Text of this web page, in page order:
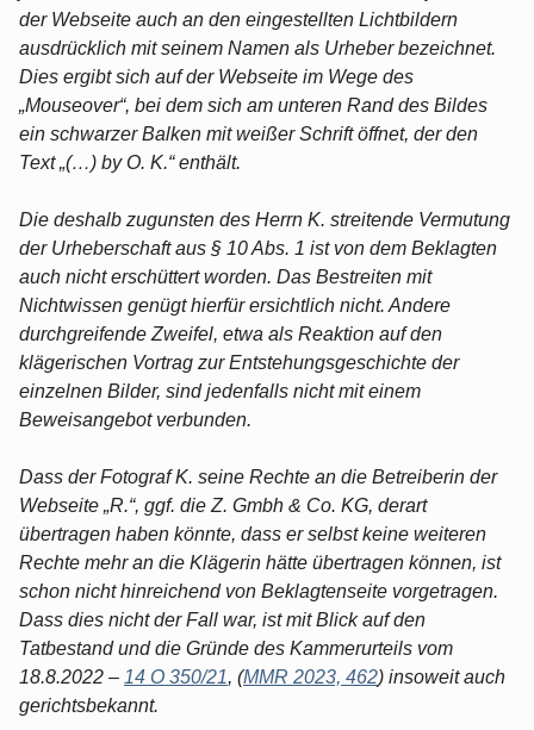
der Webseite auch an den eingestellten Lichtbildern
ausdrücklich mit seinem Namen als Urheber bezeichnet.
Dies ergibt sich auf der Webseite im Wege des
„Mouseover“, bei dem sich am unteren Rand des Bildes
ein schwarzer Balken mit weißer Schrift öffnet, der den
Text „(…) by O. K.“ enthält.
Die deshalb zugunsten des Herrn K. streitende Vermutung
der Urheberschaft aus § 10 Abs. 1 ist von dem Beklagten
auch nicht erschüttert worden. Das Bestreiten mit
Nichtwissen genügt hierfür ersichtlich nicht. Andere
durchgreifende Zweifel, etwa als Reaktion auf den
klägerischen Vortrag zur Entstehungsgeschichte der
einzelnen Bilder, sind jedenfalls nicht mit einem
Beweisangebot verbunden.
Dass der Fotograf K. seine Rechte an die Betreiberin der
Webseite „R.“, ggf. die Z. Gmbh & Co. KG, derart
übertragen haben könnte, dass er selbst keine weiteren
Rechte mehr an die Klägerin hätte übertragen können, ist
schon nicht hinreichend von Beklagtenseite vorgetragen.
Dass dies nicht der Fall war, ist mit Blick auf den
Tatbestand und die Gründe des Kammerurteils vom
18.8.2022 – 14 O 350/21, (MMR 2023, 462) insoweit auch
gerichtsbekannt.